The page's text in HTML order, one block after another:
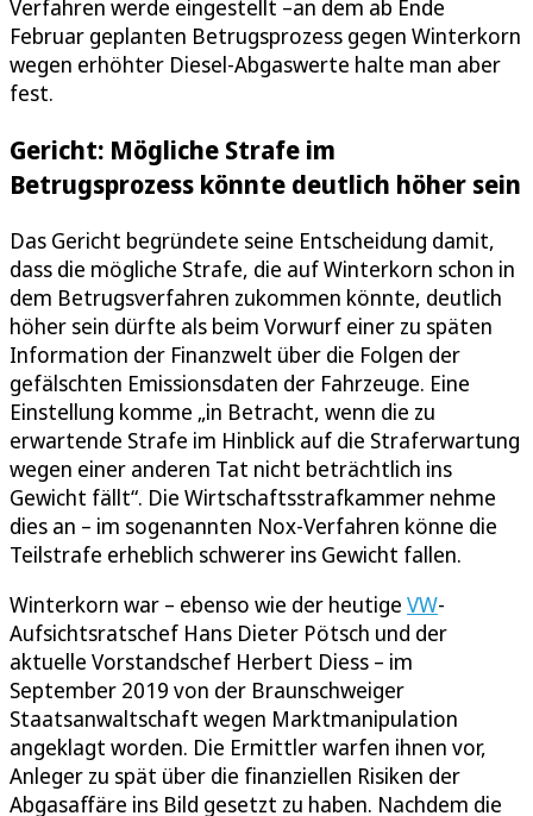
Verfahren werde eingestellt –an dem ab Ende
Februar geplanten Betrugsprozess gegen Winterkorn
wegen erhöhter Diesel-Abgaswerte halte man aber
fest.
Gericht: Mögliche Strafe im
Betrugsprozess könnte deutlich höher sein
Das Gericht begründete seine Entscheidung damit,
dass die mögliche Strafe, die auf Winterkorn schon in
dem Betrugsverfahren zukommen könnte, deutlich
höher sein dürfte als beim Vorwurf einer zu späten
Information der Finanzwelt über die Folgen der
gefälschten Emissionsdaten der Fahrzeuge. Eine
Einstellung komme „in Betracht, wenn die zu
erwartende Strafe im Hinblick auf die Straferwartung
wegen einer anderen Tat nicht beträchtlich ins
Gewicht fällt“. Die Wirtschaftsstrafkammer nehme
dies an – im sogenannten Nox-Verfahren könne die
Teilstrafe erheblich schwerer ins Gewicht fallen.
Winterkorn war – ebenso wie der heutige VW-
Aufsichtsratschef Hans Dieter Pötsch und der
aktuelle Vorstandschef Herbert Diess – im
September 2019 von der Braunschweiger
Staatsanwaltschaft wegen Marktmanipulation
angeklagt worden. Die Ermittler warfen ihnen vor,
Anleger zu spät über die finanziellen Risiken der
Abgasaffäre ins Bild gesetzt zu haben. Nachdem die